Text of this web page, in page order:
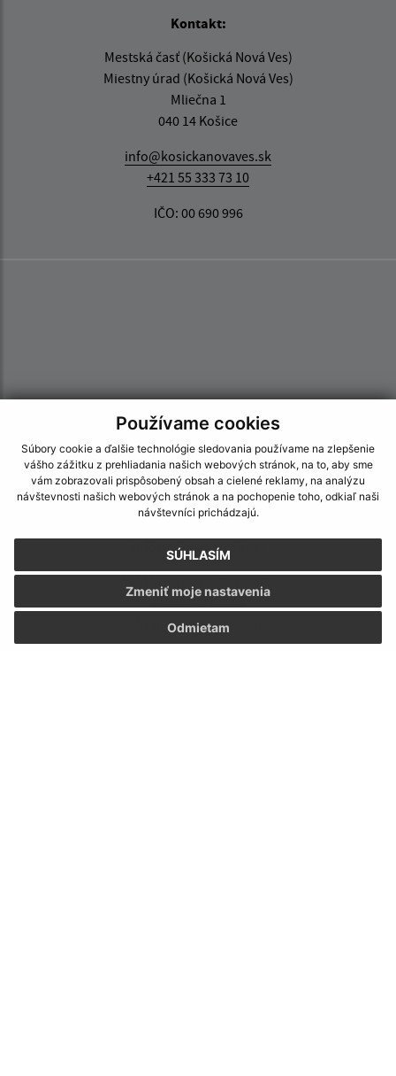
Používame cookies
Súbory cookie a ďalšie technológie sledovania používame na zlepšenie
vášho zážitku z prehliadania našich webových stránok, na to, aby sme
vám zobrazovali prispôsobený obsah a cielené reklamy, na analýzu
návštevnosti našich webových stránok a na pochopenie toho, odkiaľ naši
návštevníci prichádzajú.
SÚHLASÍM
Odmietam
Zmeniť moje nastavenia
Kontakt:
Mestská časť (Košická Nová Ves)
Miestny úrad (Košická Nová Ves)
Mliečna 1
040 14 Košice
info@kosickanovaves.sk
+421 55 333 73 10
IČO: 00 690 996
Informácie o stránke:
Vyhlásenie o prístupnosti
Autorské práva
Ochrana osobných údajov